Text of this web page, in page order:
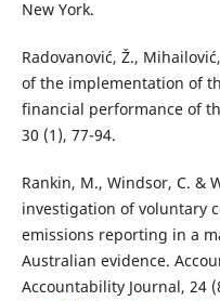
New York.
Radovanović, Ž.,
of the implementation of
financial performance of
30 (1), 77-94.
Rankin, M., Windsor, C. &
investigation of voluntary
emissions reporting in a
Australian evidence.
Accountability Journal, 24